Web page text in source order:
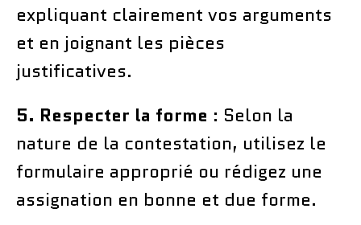
expliquant clairement vos arguments
et en joignant les pièces
justificatives.
5. Respecter la forme : Selon la
nature de la contestation, utilisez le
formulaire approprié ou rédigez une
assignation en bonne et due forme.